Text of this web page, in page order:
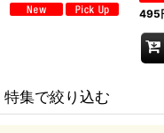
495
特集で絞り込む